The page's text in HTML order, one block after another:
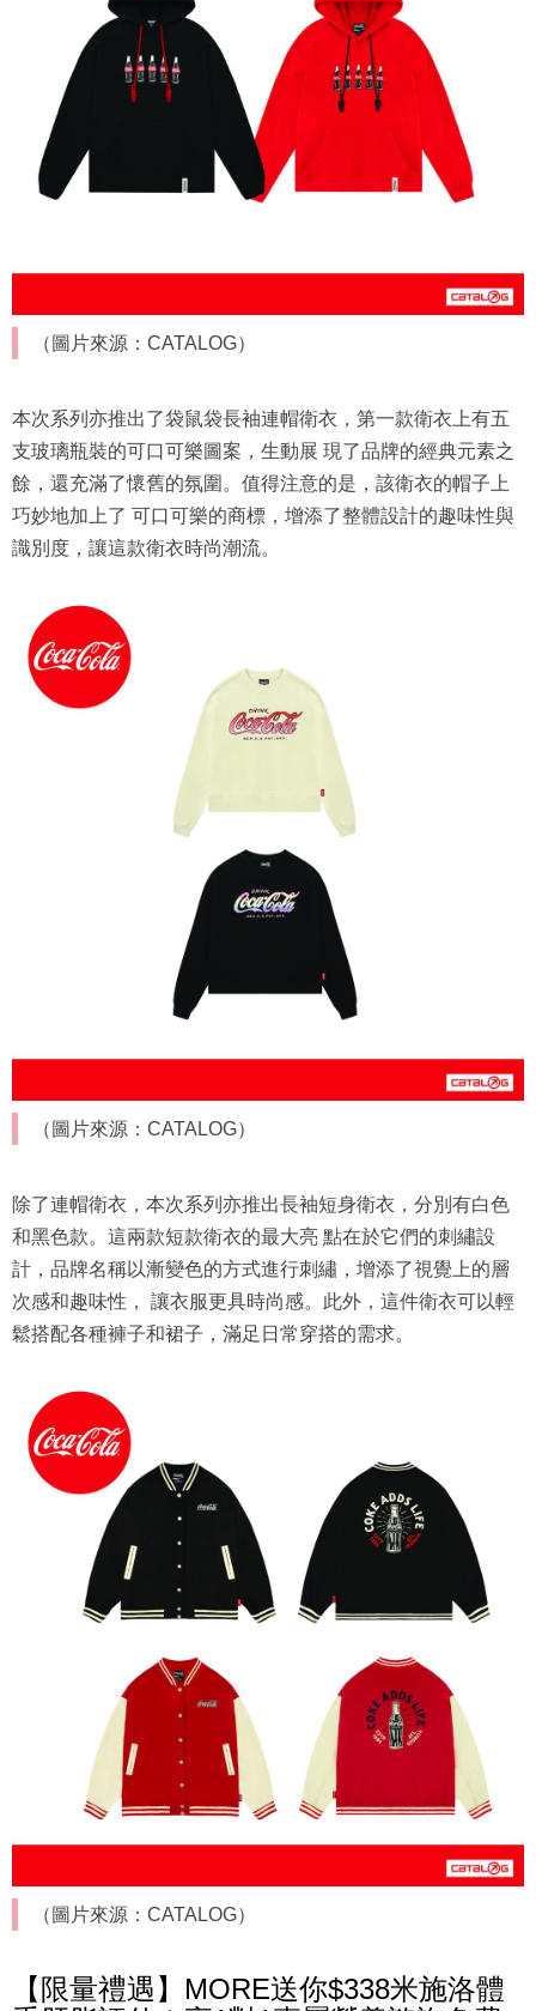
（圖片來源：CATALOG）
本次系列亦推出了袋鼠袋長袖連帽衛衣，第一款衛衣上有五
支玻璃瓶裝的可口可樂圖案，生動展 現了品牌的經典元素之
餘，還充滿了懷舊的氛圍。值得注意的是，該衛衣的帽子上
巧妙地加上了 可口可樂的商標，增添了整體設計的趣味性與
識別度，讓這款衛衣時尚潮流。
（圖片來源：CATALOG）
除了連帽衛衣，本次系列亦推出長袖短身衛衣，分別有白色
和黑色款。這兩款短款衛衣的最大亮 點在於它們的刺繡設
計，品牌名稱以漸變色的方式進行刺繡，增添了視覺上的層
次感和趣味性， 讓衣服更具時尚感。此外，這件衛衣可以輕
鬆搭配各種褲子和裙子，滿足日常穿搭的需求。
（圖片來源：CATALOG）
【限量禮遇】MORE送你$338米施洛體